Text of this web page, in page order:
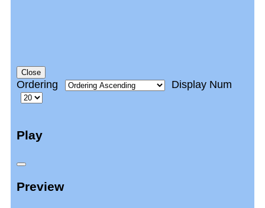
Close
Ordering Display Num
Play
Preview